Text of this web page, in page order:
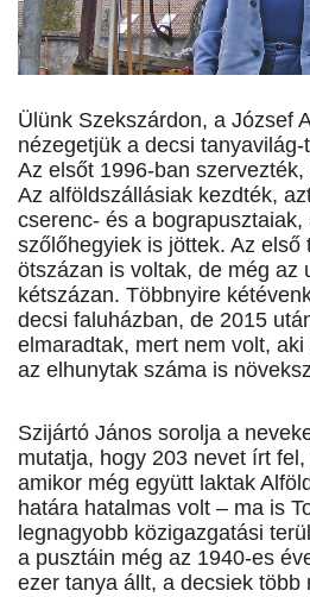
Ülünk Szekszárdon, a József
nézegetjük a decsi
Az elsőt 1996-ban
Az alföldszállásiak kezdték,
cserenc- és a
szőlőhegyiek is jöttek. Az első
ötszázan is voltak, de még az
kétszázan. Többnyire
decsi faluházban, de 2015
elmaradtak, mert nem volt,
az elhunytak száma is
Szijártó János sorolja a
mutatja, hogy 203 nevet írt
amikor még együtt laktak
határa hatalmas volt – ma is
legnagyobb közigazgatási
a pusztáin még az 1940-es
ezer tanya állt, a decsiek több